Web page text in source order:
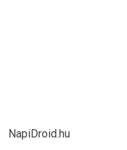
NapiDroid.hu